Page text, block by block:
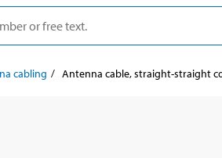
cabling Antenna cable, straight-straight